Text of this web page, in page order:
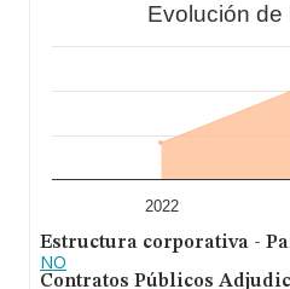
Evolución de
2022
Estructura corporativa -
NO
Contratos Públicos